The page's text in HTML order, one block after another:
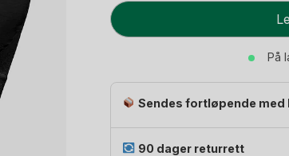
Amme
BH
-
Medium
Støtte
antall
På
Sendes fortløpende med
90 dager returrett